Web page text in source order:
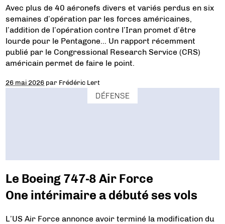
Avec plus de 40 aéronefs divers et variés perdus en six
semaines d’opération par les forces américaines,
l’addition de l’opération contre l’Iran promet d’être
lourde pour le Pentagone… Un rapport récemment
publié par le Congressional Research Service (CRS)
américain permet de faire le point.
26 mai 2026 par Frédéric Lert
DÉFENSE
Le Boeing 747-8 Air Force
One intérimaire a débuté ses vols
L’US Air Force annonce avoir terminé la modification du